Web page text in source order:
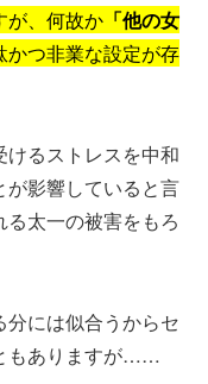
が、何故か 「他の女
かつ非業な設定が存
るストレスを中和
影響していると言
太一の被害をもろ
分には似合うからセ
もありますが……